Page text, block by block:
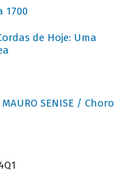
1700
de Hoje: Uma
MAURO SENISE / Choro